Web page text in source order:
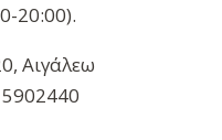
20:00).
Αιγάλεω